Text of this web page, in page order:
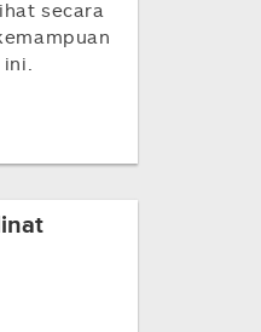
secara